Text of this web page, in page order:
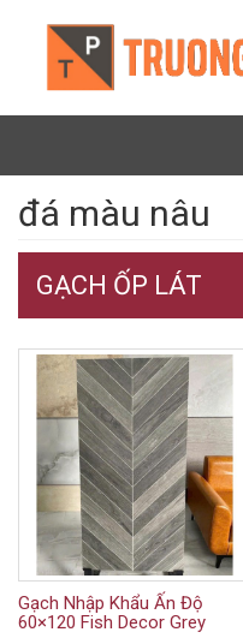
đá màu nâu
GẠCH ỐP LÁT
Gạch Nhập Khẩu Ấn Độ
60×120 Fish Decor Grey